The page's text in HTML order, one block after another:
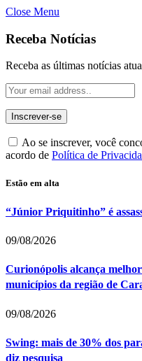
Close Menu
Receba Notícias
Receba as últimas notícias
Ao se inscrever, você
acordo de Política de
Estão em alta
“Júnior Priquitinho” é
09/08/2026
Curionópolis alcança
municípios da região de
09/08/2026
Swing: mais de 30% dos
diz pesquisa